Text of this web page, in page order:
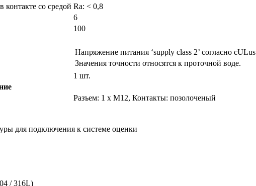
контакте со средой Ra: < 0,8
6
100
Напряжение питания ‘supply class 2’ согласно cULus
Значения точности относятся к проточной воде.
1 шт.
Разъем: 1 x M12, Контакты: позолоченый
для подключения к системе оценки
/ 316L)